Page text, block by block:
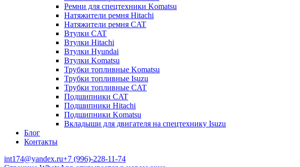
Ремни для спецтехники Komatsu
Натяжители ремня Hitachi
Натяжители ремня CAT
Втулки CAT
Втулки Hitachi
Втулки Hyundai
Втулки Komatsu
Трубки топливные Komatsu
Трубки топливные Isuzu
Трубки топливные CAT
Подшипники CAT
Подшипники Hitachi
Подшипники Komatsu
Вкладыши для двигателя на спецтехнику Isuzu
Блог
Контакты
int174@yandex.ru+7 (996)-228-11-74